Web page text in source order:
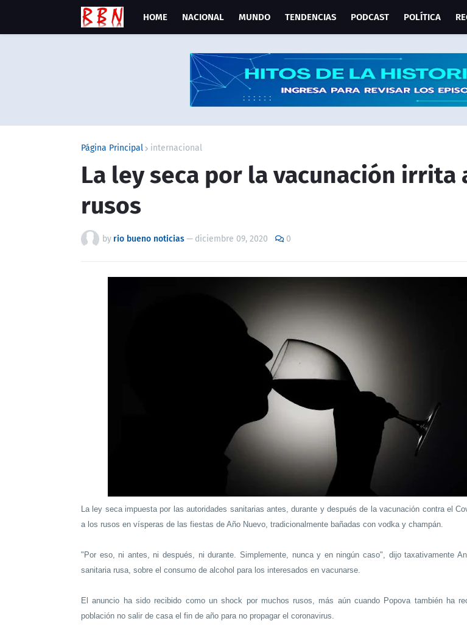
HOME NACIONAL MUNDO TENDENCIAS PODCAST POLÍTICA
Página Principal internacional
La ley seca por la vacunación irrita
rusos
by rio bueno noticias— diciembre 09, 2020 0
La ley seca impuesta por las autoridades sanitarias antes, durante y después de la vacunación contra el
a los rusos en vísperas de las fiestas de Año Nuevo, tradicionalmente bañadas con vodka y champán.
"Por eso, ni antes, ni después, ni durante. Simplemente, nunca y en ningún caso", dijo taxativamente
sanitaria rusa, sobre el consumo de alcohol para los interesados en vacunarse.
El anuncio ha sido recibido como un shock por muchos rusos, más aún cuando Popova también ha
población no salir de casa el fin de año para no propagar el coronavirus.